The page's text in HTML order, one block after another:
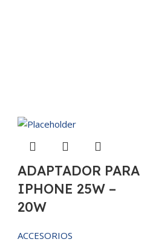
ADAPTADOR PARA
IPHONE 25W –
20W
ACCESORIOS